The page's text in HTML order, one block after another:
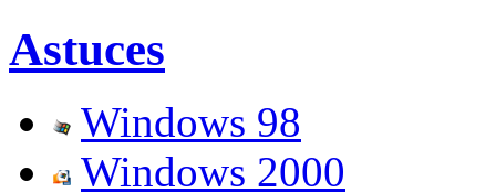
Astuces
Windows 98
Windows 2000